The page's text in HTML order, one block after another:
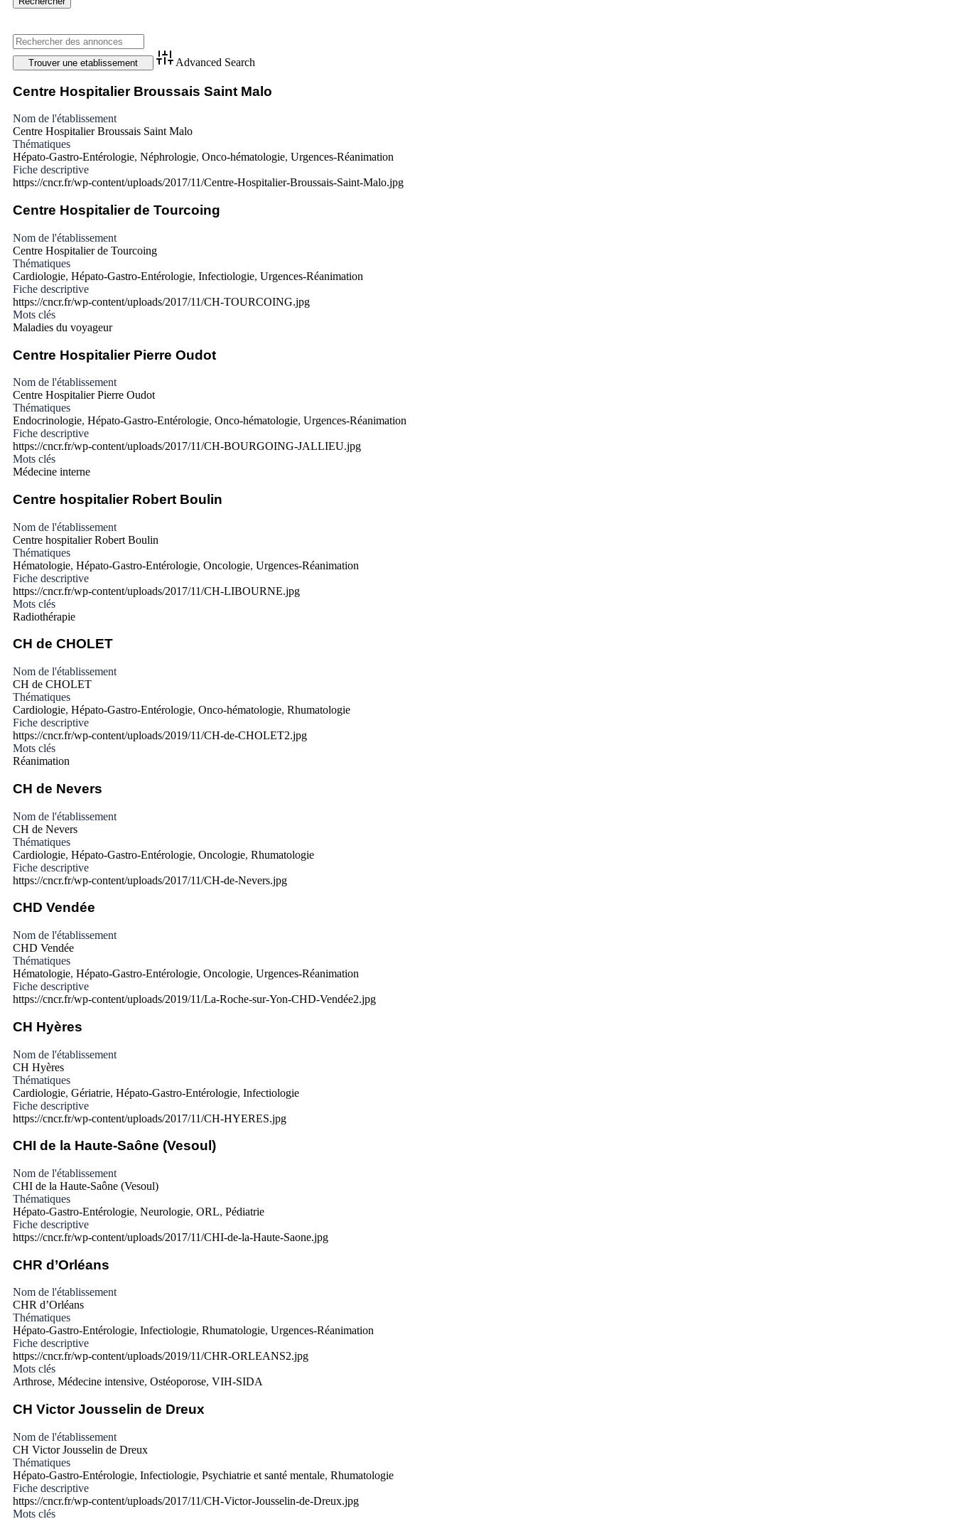
Advanced Search
Centre Hospitalier Broussais Saint Malo
Nom de l'établissement
Centre Hospitalier Broussais Saint Malo
Thématiques
Hépato-Gastro-Entérologie, Néphrologie, Onco-hématologie, Urgences-Réanimation
Fiche descriptive
https://cncr.fr/wp-content/uploads/2017/11/Centre-Hospitalier-Broussais-Saint-Malo.jpg
Centre Hospitalier de Tourcoing
Nom de l'établissement
Centre Hospitalier de Tourcoing
Thématiques
Cardiologie, Hépato-Gastro-Entérologie, Infectiologie, Urgences-Réanimation
Fiche descriptive
https://cncr.fr/wp-content/uploads/2017/11/CH-TOURCOING.jpg
Mots clés
Maladies du voyageur
Centre Hospitalier Pierre Oudot
Nom de l'établissement
Centre Hospitalier Pierre Oudot
Thématiques
Endocrinologie, Hépato-Gastro-Entérologie, Onco-hématologie, Urgences-Réanimation
Fiche descriptive
https://cncr.fr/wp-content/uploads/2017/11/CH-BOURGOING-JALLIEU.jpg
Mots clés
Médecine interne
Centre hospitalier Robert Boulin
Nom de l'établissement
Centre hospitalier Robert Boulin
Thématiques
Hématologie, Hépato-Gastro-Entérologie, Oncologie, Urgences-Réanimation
Fiche descriptive
https://cncr.fr/wp-content/uploads/2017/11/CH-LIBOURNE.jpg
Mots clés
Radiothérapie
CH de CHOLET
Nom de l'établissement
CH de CHOLET
Thématiques
Cardiologie, Hépato-Gastro-Entérologie, Onco-hématologie, Rhumatologie
Fiche descriptive
https://cncr.fr/wp-content/uploads/2019/11/CH-de-CHOLET2.jpg
Mots clés
Réanimation
CH de Nevers
Nom de l'établissement
CH de Nevers
Thématiques
Cardiologie, Hépato-Gastro-Entérologie, Oncologie, Rhumatologie
Fiche descriptive
https://cncr.fr/wp-content/uploads/2017/11/CH-de-Nevers.jpg
CHD Vendée
Nom de l'établissement
CHD Vendée
Thématiques
Hématologie, Hépato-Gastro-Entérologie, Oncologie, Urgences-Réanimation
Fiche descriptive
https://cncr.fr/wp-content/uploads/2019/11/La-Roche-sur-Yon-CHD-Vendée2.jpg
CH Hyères
Nom de l'établissement
CH Hyères
Thématiques
Cardiologie, Gériatrie, Hépato-Gastro-Entérologie, Infectiologie
Fiche descriptive
https://cncr.fr/wp-content/uploads/2017/11/CH-HYERES.jpg
CHI de la Haute-Saône (Vesoul)
Nom de l'établissement
CHI de la Haute-Saône (Vesoul)
Thématiques
Hépato-Gastro-Entérologie, Neurologie, ORL, Pédiatrie
Fiche descriptive
https://cncr.fr/wp-content/uploads/2017/11/CHI-de-la-Haute-Saone.jpg
CHR d’Orléans
Nom de l'établissement
CHR d’Orléans
Thématiques
Hépato-Gastro-Entérologie, Infectiologie, Rhumatologie, Urgences-Réanimation
Fiche descriptive
https://cncr.fr/wp-content/uploads/2019/11/CHR-ORLEANS2.jpg
Mots clés
Arthrose, Médecine intensive, Ostéoporose, VIH-SIDA
CH Victor Jousselin de Dreux
Nom de l'établissement
CH Victor Jousselin de Dreux
Thématiques
Hépato-Gastro-Entérologie, Infectiologie, Psychiatrie et santé mentale, Rhumatologie
Fiche descriptive
https://cncr.fr/wp-content/uploads/2017/11/CH-Victor-Jousselin-de-Dreux.jpg
Mots clés